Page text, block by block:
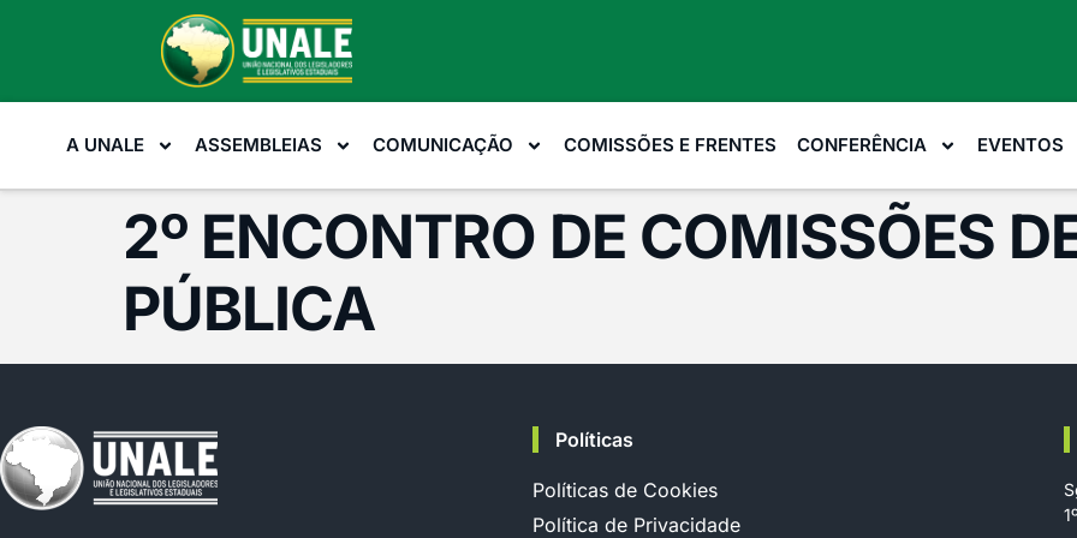
A UNALE ASSEMBLEIAS COMUNICAÇÃO COMISSÕES E FRENTES CONFERÊNCIA EVENTOS
2º ENCONTRO DE COMISSÕES
PÚBLICA
Políticas
Políticas de Cookies
Política de Privacidade